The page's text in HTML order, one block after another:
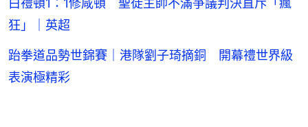
白禮頓1：1修咸頓 聖徒主帥不滿爭議判決直斥「瘋
狂」｜英超
跆拳道品勢世錦賽｜港隊劉子琦摘銅 開幕禮世界級
表演極精彩